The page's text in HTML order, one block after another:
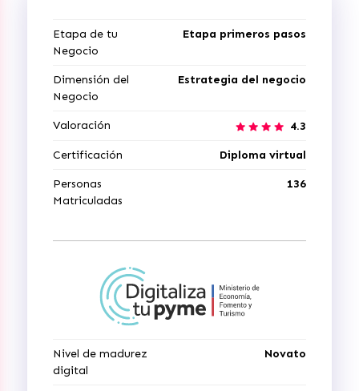
Etapa de tu
Negocio
Etapa primeros pasos
Dimensión del
Negocio
Estrategia del negocio
Valoración 4.3
Certificación Diploma virtual
Personas
Matriculadas
136
Nivel de madurez
digital
Novato